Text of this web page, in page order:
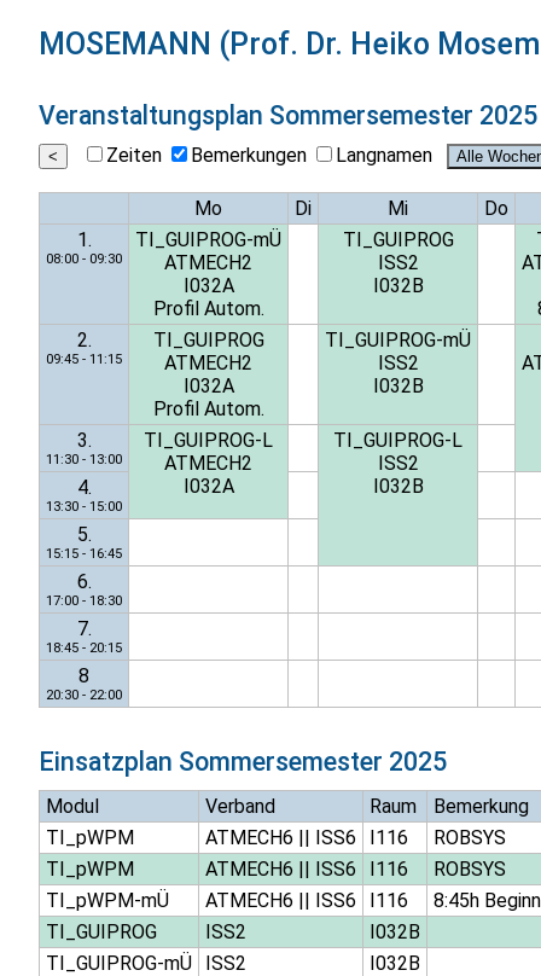
MOSEMANN (Prof. Dr. Heiko
Veranstaltungsplan Sommersemester 2025
Zeiten Bemerkungen Langnamen
Mo Di Mi
Do
1.
08:00 - 09:30
TI_GUIPROG-mÜ
ATMECH2
I032A
Profil Autom.
TI_GUIPROG
ISS2
I032B
2.
09:45 - 11:15
TI_GUIPROG
ATMECH2
I032A
Profil Autom.
TI_GUIPROG-mÜ
ISS2
I032B
3.
11:30 - 13:00
TI_GUIPROG-L
ATMECH2
I032A
TI_GUIPROG-L
ISS2
I032B
4.
13:30 - 15:00
5.
15:15 - 16:45
6.
17:00 - 18:30
7.
18:45 - 20:15
8
20:30 - 22:00
Einsatzplan Sommersemester 2025
Modul Verband Raum
Bemerkung
TI_pWPM
ATMECH6 || ISS6 I116
ROBSYS
TI_pWPM
ATMECH6 || ISS6 I116
ROBSYS
TI_pWPM-mÜ
ATMECH6 || ISS6 I116
8:45h
TI_GUIPROG
ISS2
I032B
TI_GUIPROG-mÜ
ISS2
I032B